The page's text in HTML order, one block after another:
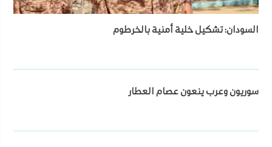
السودان: تشكيل خلية أمنية بالخرطوم
سوريون وعرب ينعون عصام العطار